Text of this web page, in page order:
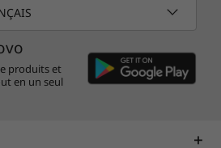
produits et
en un seul